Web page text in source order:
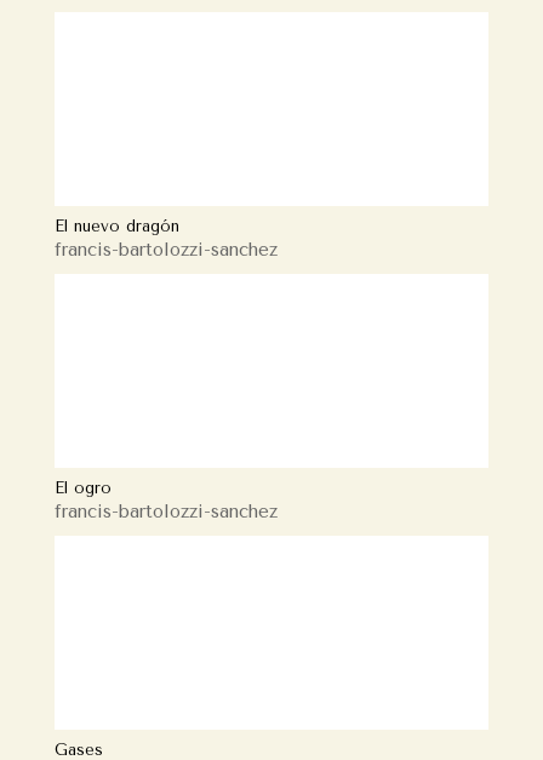
El nuevo dragón
francis-bartolozzi-sanchez
El ogro
francis-bartolozzi-sanchez
Gases